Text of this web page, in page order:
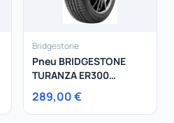
Bridgestone
Pneu BRIDGESTONE
TURANZA ER300
275/40R18 99Y
289,00 €